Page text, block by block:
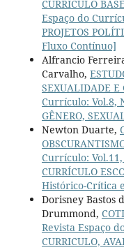
CURRÍCULO
Espaço do
PROJETOS
Fluxo Contínuo]
Alfrancio
Carvalho,
SEXUALIDADE E
Currículo: Vol.8,
GÊNERO,
Newton Duarte,
Currículo: Vol.11,
CURRÍCULO
Histórico-Crítica
Dorisney Bastos
Drummond,
Revista Espaço
CURRICULO,